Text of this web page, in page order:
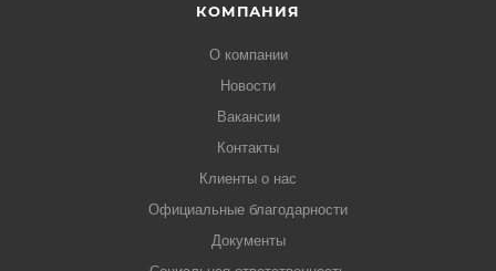
КОМПАНИЯ
О компании
Новости
Вакансии
Контакты
Клиенты о нас
Официальные благодарности
Документы